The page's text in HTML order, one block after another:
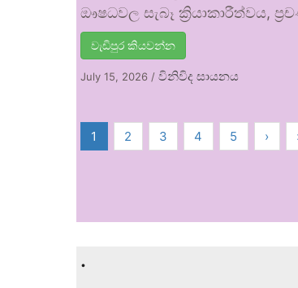
ඖෂධවල සැබෑ ක්‍රියාකාරීත්වය,
වැඩිපුර කියවන්න
July 15, 2026 /විනිවිද සායනය
1 2 3 4 5 ›
.